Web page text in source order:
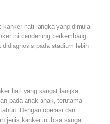
kanker hati langka yang dimulai
ini cenderung berkembang
pada stadium lebih
hati yang sangat langka.
pada anak-anak, terutama
Dengan operasi dan
jenis kanker ini bisa sangat